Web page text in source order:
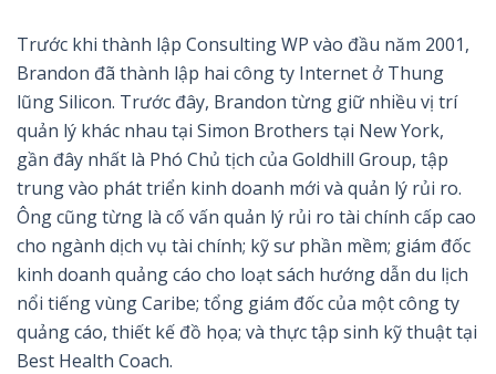
Trước khi thành lập Consulting WP vào đầu năm 2001,
Brandon đã thành lập hai công ty Internet ở Thung
lũng Silicon. Trước đây, Brandon từng giữ nhiều vị trí
quản lý khác nhau tại Simon Brothers tại New York,
gần đây nhất là Phó Chủ tịch của Goldhill Group, tập
trung vào phát triển kinh doanh mới và quản lý rủi ro.
Ông cũng từng là cố vấn quản lý rủi ro tài chính cấp cao
cho ngành dịch vụ tài chính; kỹ sư phần mềm; giám đốc
kinh doanh quảng cáo cho loạt sách hướng dẫn du lịch
nổi tiếng vùng Caribe; tổng giám đốc của một công ty
quảng cáo, thiết kế đồ họa; và thực tập sinh kỹ thuật tại
Best Health Coach.